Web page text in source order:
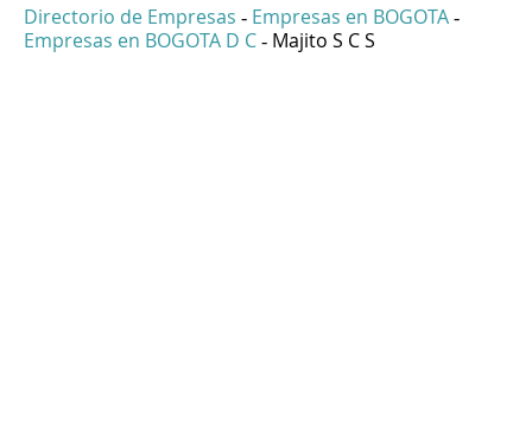
Directorio de Empresas - Empresas en BOGOTA -
Empresas en BOGOTA D C - Majito S C S